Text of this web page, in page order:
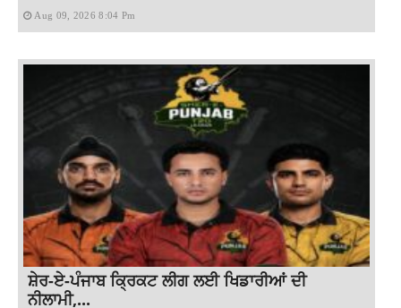
Aug 09, 2026 8:04 Pm
ਸ਼ੇਰ-ਏ-ਪੰਜਾਬ ਕ੍ਰਿਕਟ ਲੀਗ ਲਈ ਖਿਡਾਰੀਆਂ ਦੀ
ਨੀਲਾਮੀ,...